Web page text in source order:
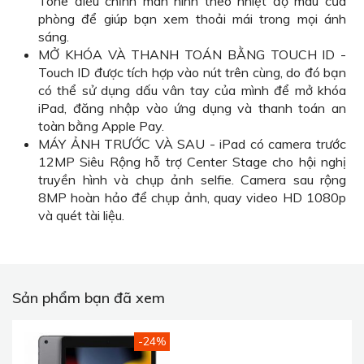
phòng để giúp bạn xem thoải mái trong mọi ánh
sáng.
MỞ KHÓA VÀ THANH TOÁN BẰNG TOUCH ID -
Touch ID được tích hợp vào nút trên cùng, do đó bạn
có thể sử dụng dấu vân tay của mình để mở khóa
iPad, đăng nhập vào ứng dụng và thanh toán an
toàn bằng Apple Pay.
MÁY ẢNH TRƯỚC VÀ SAU - iPad có camera trước
12MP Siêu Rộng hỗ trợ Center Stage cho hội nghị
truyền hình và chụp ảnh selfie. Camera sau rộng
8MP hoàn hảo để chụp ảnh, quay video HD 1080p
và quét tài liệu.
Sản phẩm bạn đã xem
-24%